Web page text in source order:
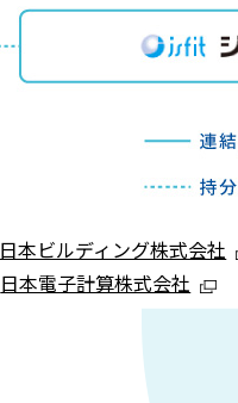
日本ビルディング株式会社
日本電子計算株式会社